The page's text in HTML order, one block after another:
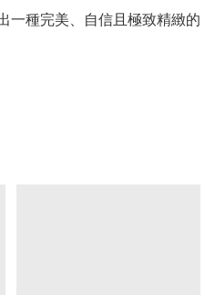
一種完美、自信且極致精緻的